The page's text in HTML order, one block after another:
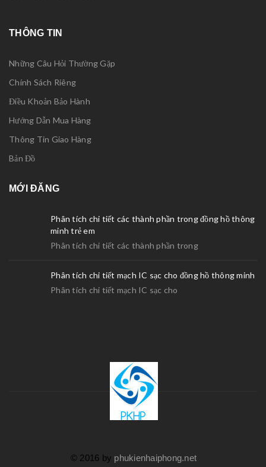
THÔNG TIN
Những Câu Hỏi Thường Gặp
Chính Sách Riêng
Điều Khoản Bảo Hành
Hướng Dẫn Mua Hàng
Thông Tin Giao Hàng
Bản Đồ
MỚI ĐĂNG
Phân tích chi tiết các thành phần trong đồng hồ thông
minh trẻ em
Phân tích chi tiết các thành phần trong
Phân tích chi tiết mạch IC sạc cho đồng hồ thông minh
Phân tích chi tiết mạch IC sạc cho
© 2016 by phukienhaiphong.net